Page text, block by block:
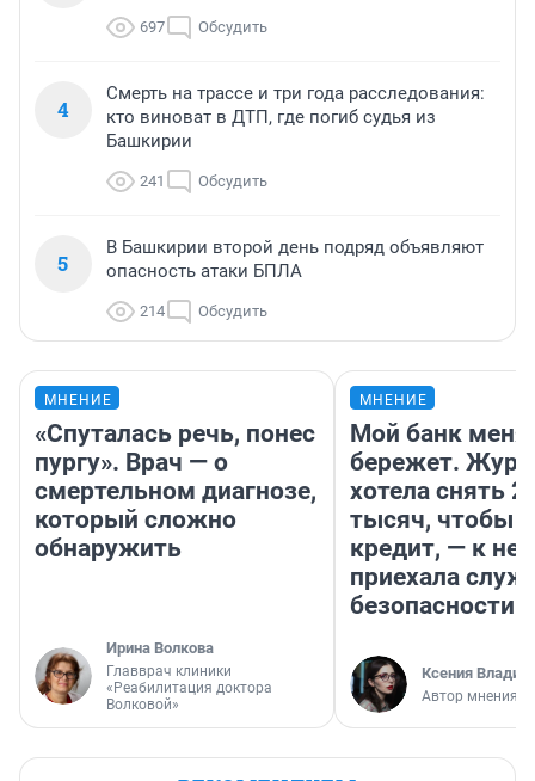
697 Обсудить
4
Смерть на трассе и три года расследования:
кто виноват в ДТП, где погиб судья из
Башкирии
241 Обсудить
5
В Башкирии второй день подряд объявляют
опасность атаки БПЛА
214 Обсудить
МНЕНИЕ
«Спуталась речь, понес
пургу». Врач — о
смертельном диагнозе,
который сложно
обнаружить
Ирина Волкова
Главврач клиники
«Реабилитация доктора
Волковой»
МНЕНИЕ
Мой банк меня
бережет.
хотела снять
тысяч, чтобы
кредит, — к
приехала
безопасности
Ксения
Автор мнения